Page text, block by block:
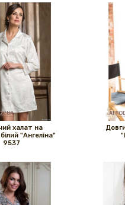
халат на
"Ангеліна"
9537